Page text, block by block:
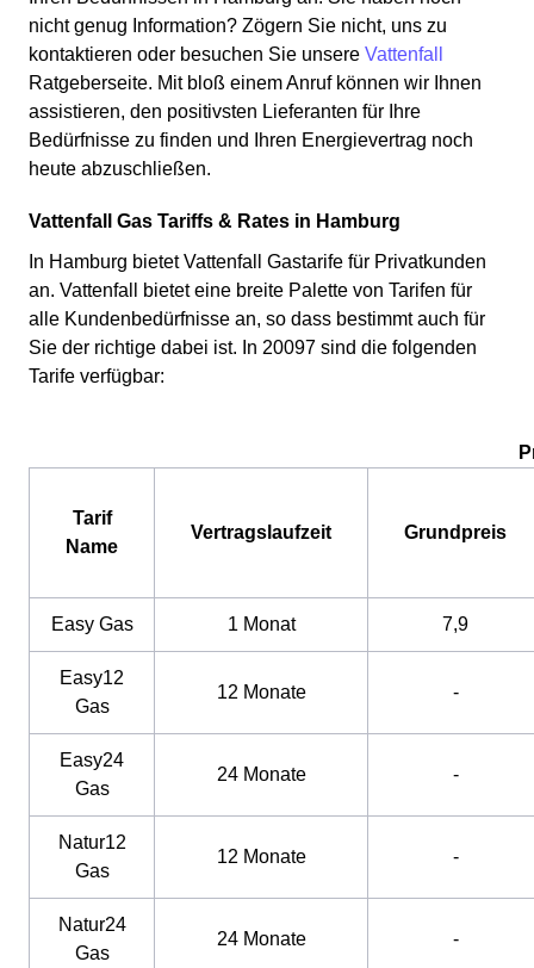
nicht genug Information? Zögern Sie nicht, uns zu
kontaktieren oder besuchen Sie unsere Vattenfall
Ratgeberseite. Mit bloß einem Anruf können wir Ihnen
assistieren, den positivsten Lieferanten für Ihre
Bedürfnisse zu finden und Ihren Energievertrag noch
heute abzuschließen.
Vattenfall Gas Tariffs & Rates in Hamburg
In Hamburg bietet Vattenfall Gastarife für Privatkunden
an. Vattenfall bietet eine breite Palette von Tarifen für
alle Kundenbedürfnisse an, so dass bestimmt auch für
Sie der richtige dabei ist. In 20097 sind die folgenden
Tarife verfügbar:
Tarif
Name
Vertragslaufzeit Grundpreis
Easy Gas 1 Monat 7,9
Easy12
Gas
12 Monate -
Easy24
Gas
24 Monate -
Natur12
Gas
12 Monate -
Natur24
Gas
24 Monate -